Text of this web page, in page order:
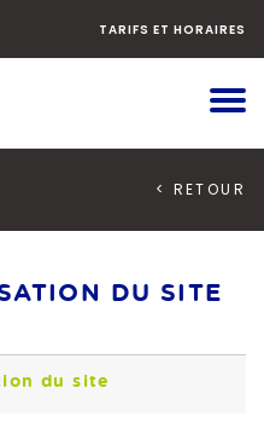
TARIFS ET HORAIRES
< RETOUR
DU SITE
du site